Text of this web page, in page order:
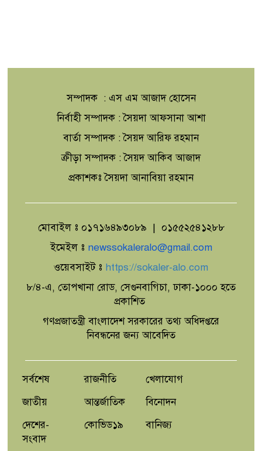
সম্পাদক : এস এম আজাদ হোসেন
নির্বাহী সম্পাদক : সৈয়দা আফসানা আশা
বার্তা সম্পাদক : সৈয়দ আরিফ রহমান
ক্রীড়া সম্পাদক : সৈয়দ আকিব আজাদ
প্রকাশকঃ সৈয়দা আনাবিয়া রহমান
মোবাইল ঃ ০১৭১৬৪৯৩০৮৯ | ০১৫৫২৫৪১২৮৮
ইমেইল ঃ newssokaleralo@gmail.com
ওয়েবসাইট ঃ https://sokaler-alo.com
৮/৪-এ, তোপখানা রোড, সেগুনবাগিচা, ঢাকা-১০০০ হতে
প্রকাশিত
গণপ্রজাতন্ত্রী বাংলাদেশ সরকারের তথ্য অধিদপ্তরে
নিবন্ধনের জন্য আবেদিত
সর্বশেষ
জাতীয়
দেশের-
সংবাদ
রাজনীতি
আন্তর্জাতিক
কোভিড১৯
খেলাযোগ
বিনোদন
বানিজ্য